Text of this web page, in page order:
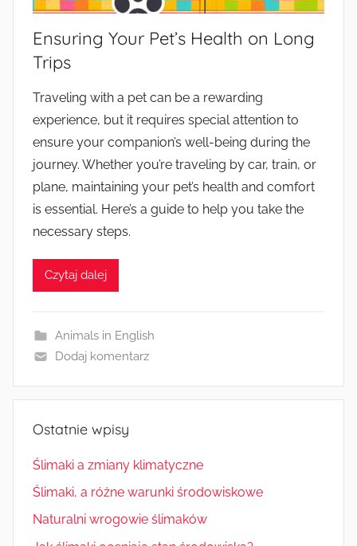
Ensuring Your Pet’s Health on Long
Trips
Traveling with a pet can be a rewarding
experience, but it requires special attention to
ensure your companion’s well-being during the
journey. Whether you’re traveling by car, train, or
plane, maintaining your pet’s health and comfort
is essential. Here’s a guide to help you take the
necessary steps.
Czytaj dalej
Animals in English
Dodaj komentarz
Ostatnie wpisy
Ślimaki a zmiany klimatyczne
Ślimaki, a różne warunki środowiskowe
Naturalni wrogowie ślimaków